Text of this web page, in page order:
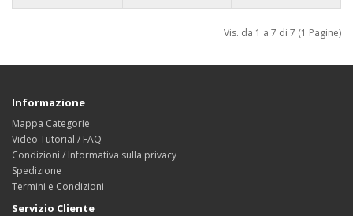
Vis. da 1 a 7 di 7 (1 Pagine)
Informazione
Mappa Categorie
Video Tutorial / FAQ
Condizioni / Informativa sulla privacy
Spedizione
Termini e Condizioni
Servizio Cliente